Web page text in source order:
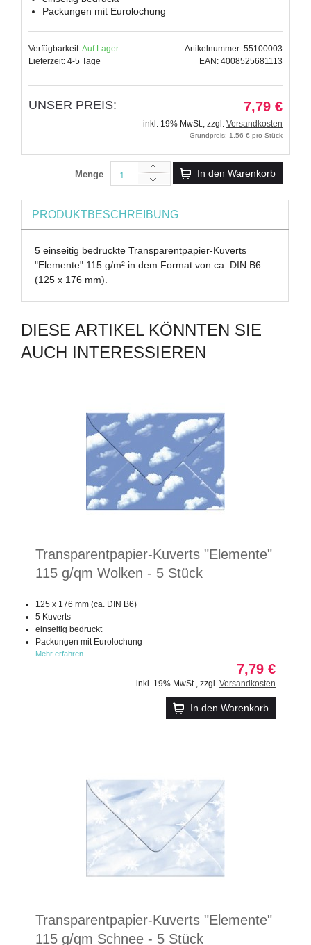
Packungen mit Eurolochung
Verfügbarkeit:Auf Lager
Lieferzeit: 4-5 Tage
Artikelnummer: 55100003
EAN: 4008525681113
UNSER PREIS: 7,79 €
inkl. 19% MwSt., zzgl. Versandkosten
Grundpreis: 1,56 € pro Stück
Menge In den Warenkorb
PRODUKTBESCHREIBUNG
5 einseitig bedruckte Transparentpapier-Kuverts
"Elemente" 115 g/m² in dem Format von ca. DIN B6
(125 x 176 mm).
DIESE ARTIKEL KÖNNTEN SIE
AUCH INTERESSIEREN
Transparentpapier-Kuverts "Elemente"
115 g/qm Wolken - 5 Stück
125 x 176 mm (ca. DIN B6)
5 Kuverts
einseitig bedruckt
Packungen mit Eurolochung
Mehr erfahren
7,79 €
inkl. 19% MwSt. zzgl. Versandkosten
In den Warenkorb
Transparentpapier-Kuverts "Elemente"
115 g/qm Schnee - 5 Stück